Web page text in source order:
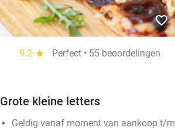
favorite_border
9.2 star
Perfect • 55 beoordelingen
Grote kleine letters
Geldig vanaf moment van aankoop t/m